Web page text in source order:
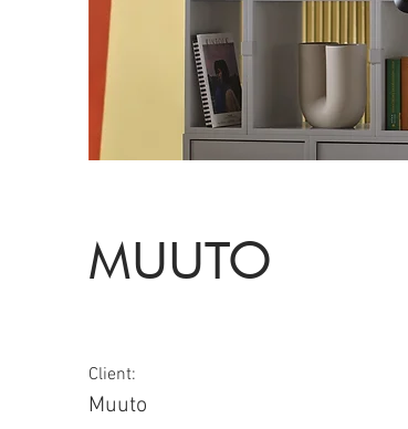
MUUTO
Client:
Muuto